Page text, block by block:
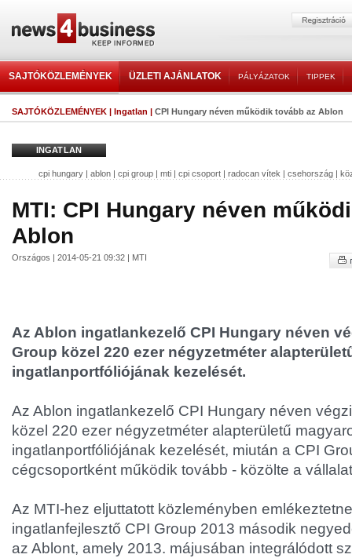
SAJTÓKÖZLEMÉNYEK ÜZLETI AJÁNLATOK PÁLYÁZATOK TIPPEK
SAJTÓKÖZLEMÉNYEK | Ingatlan | CPI Hungary néven működik tovább az Ablon
INGATLAN
cpi hungary | ablon | cpi group | mti | cpi csoport | radocan vítek | csehország |
MTI: CPI Hungary néven
Ablon
Országos | 2014-05-21 09:32 | MTI
Az Ablon ingatlankezelő CPI Hungary néven
Group közel 220 ezer négyzetméter
ingatlanportfóliójának kezelését.
Az Ablon ingatlankezelő CPI Hungary néven
közel 220 ezer négyzetméter alapterületű
ingatlanportfóliójának kezelését, miután a CPI
cégcsoportként működik tovább - közölte a
Az MTI-hez eljuttatott közleményben
ingatlanfejlesztő CPI Group 2013 második
az Ablont, amely 2013. májusában integrálódott